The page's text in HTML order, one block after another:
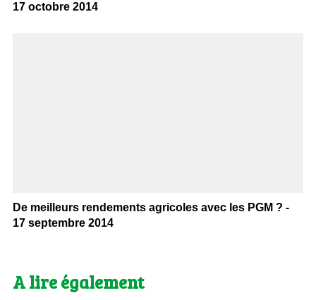
17 octobre 2014
De meilleurs rendements agricoles avec les PGM ? -
17 septembre 2014
A lire également